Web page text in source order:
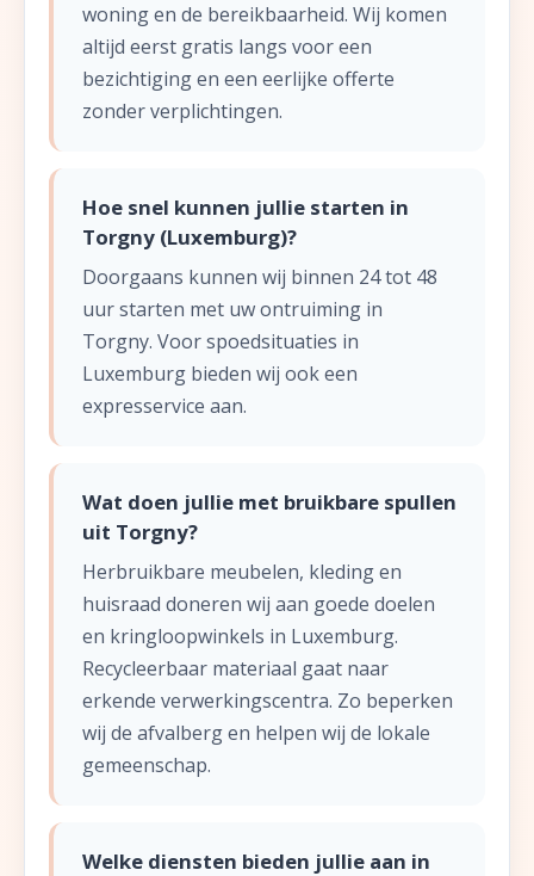
woning en de bereikbaarheid. Wij komen
altijd eerst gratis langs voor een
bezichtiging en een eerlijke offerte
zonder verplichtingen.
Hoe snel kunnen jullie starten in
Torgny (Luxemburg)?
Doorgaans kunnen wij binnen 24 tot 48
uur starten met uw ontruiming in
Torgny. Voor spoedsituaties in
Luxemburg bieden wij ook een
expresservice aan.
Wat doen jullie met bruikbare spullen
uit Torgny?
Herbruikbare meubelen, kleding en
huisraad doneren wij aan goede doelen
en kringloopwinkels in Luxemburg.
Recycleerbaar materiaal gaat naar
erkende verwerkingscentra. Zo beperken
wij de afvalberg en helpen wij de lokale
gemeenschap.
Welke diensten bieden jullie aan in